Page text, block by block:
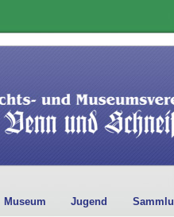
Museum Jugend